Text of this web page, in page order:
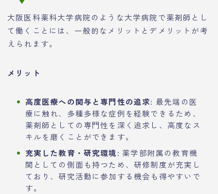
大阪医科薬科大学病院のような大学病院で薬剤師とし
て働くことには、一般的なメリットとデメリットが考
えられます。
メリット
高度医療への関与と専門性の追求: 最先端の医
療に触れ、多種多様な症例を経験できるため、
薬剤師としての専門性を深く追求し、高度なス
キルを磨くことができます。
充実した教育・研究環境: 薬学部附属の教育機
関としての側面も持つため、研修制度が充実し
ており、研究活動に参加する機会も得やすいで
す。